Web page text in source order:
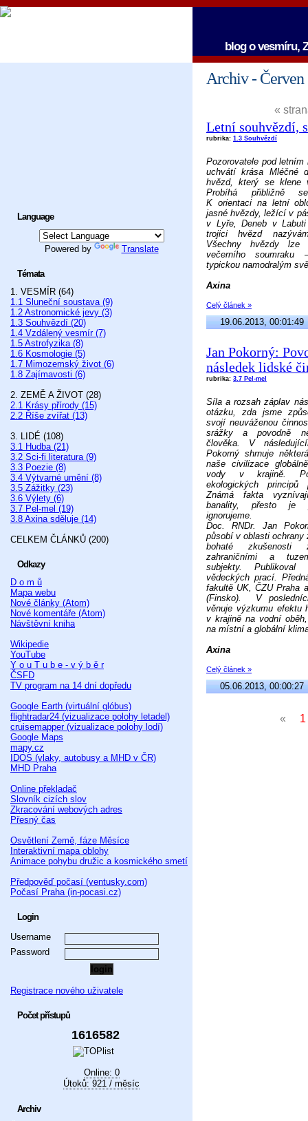
blog o vesmíru,
Archiv - Červen
«
Letní souhvězdí,
rubrika: 1.3 Souhvězdí
Pozorovatele pod letním
uchvátí krása Mléčné
hvězd, který se klene
Probíhá přibližně
K orientaci na letní
jasné hvězdy, ležící v
v Lyře, Deneb v
trojici hvězd
Všechny hvězdy lze
večerního
typickou namodralým
Axina
Celý článek »
19.06.2013,
Jan Pokorný:
následek lidské
rubrika: 3.7 Pel-mel
Síla a rozsah záplav
otázku, zda jsme
svojí neuváženou
srážky a povodně
člověka. V
Pokorný shrnuje
naše civilizace
vody v krajině.
ekologických
Známá fakta
banality, přesto je
ignorujeme.
Doc. RNDr. Jan
působí v oblasti
bohaté zkušenosti
zahraničními a
subjekty.
vědeckých prací.
fakultě UK, ČZU Praha
(Finsko). V
věnuje výzkumu efektu
v krajině na vodní
na místní a globální
Axina
Celý článek »
05.06.2013,
«
Language
Powered by Translate
Témata
1. VESMÍR (64)
1.1 Sluneční soustava (9)
1.2 Astronomické jevy (3)
1.3 Souhvězdí (20)
1.4 Vzdálený vesmír (7)
1.5 Astrofyzika (8)
1.6 Kosmologie (5)
1.7 Mimozemský život (6)
1.8 Zajímavosti (6)
2. ZEMĚ A ŽIVOT (28)
2.1 Krásy přírody (15)
2.2 Říše zvířat (13)
3. LIDÉ (108)
3.1 Hudba (21)
3.2 Sci-fi literatura (9)
3.3 Poezie (8)
3.4 Výtvarné umění (8)
3.5 Zážitky (23)
3.6 Výlety (6)
3.7 Pel-mel (19)
3.8 Axina sděluje (14)
CELKEM ČLÁNKŮ (200)
Odkazy
D o m ů
Mapa webu
Nové články (Atom)
Nové komentáře (Atom)
Návštěvní kniha
Wikipedie
YouTube
Y o u T u b e - v ý b ě r
ČSFD
TV program na 14 dní dopředu
Google Earth (virtuální glóbus)
flightradar24 (vizualizace polohy letadel)
cruisemapper (vizualizace polohy lodí)
Google Maps
mapy.cz
IDOS (vlaky, autobusy a MHD v ČR)
MHD Praha
Online překladač
Slovník cizích slov
Zkracování webových adres
Přesný čas
Osvětlení Země, fáze Měsíce
Interaktivní mapa oblohy
Animace pohybu družic a kosmického smetí
Předpověď počasí (ventusky.com)
Počasí Praha (in-pocasi.cz)
Login
Username
Password
Registrace nového uživatele
Počet přístupů
1616582
Online: 0
Útoků: 921 / měsíc
Archiv